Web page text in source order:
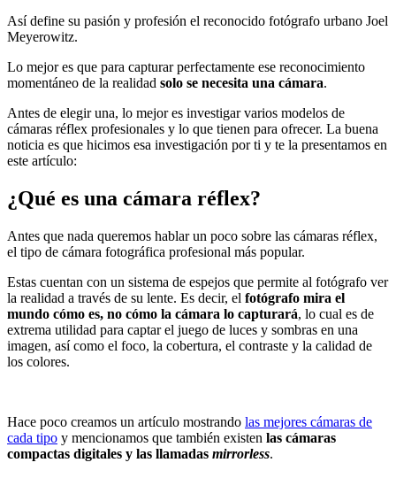
Así define su pasión y profesión el reconocido fotógrafo urbano Joel
Meyerowitz.
Lo mejor es que para capturar perfectamente ese reconocimiento
momentáneo de la realidad solo se necesita una cámara.
Antes de elegir una, lo mejor es investigar varios modelos de
cámaras réflex profesionales y lo que tienen para ofrecer. La buena
noticia es que hicimos esa investigación por ti y te la presentamos en
este artículo:
¿Qué es una cámara réflex?
Antes que nada queremos hablar un poco sobre las cámaras réflex,
el tipo de cámara fotográfica profesional más popular.
Estas cuentan con un sistema de espejos que permite al fotógrafo ver
la realidad a través de su lente. Es decir, el fotógrafo mira el
mundo cómo es, no cómo la cámara lo capturará, lo cual es de
extrema utilidad para captar el juego de luces y sombras en una
imagen, así como el foco, la cobertura, el contraste y la calidad de
los colores.
Hace poco creamos un artículo mostrando las mejores cámaras de
cada tipo y mencionamos que también existen las cámaras
compactas digitales y las llamadas mirrorless.